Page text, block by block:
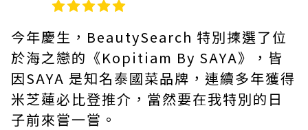
今年慶生，BeautySearch 特別揀選了位
於海之戀的《Kopitiam By SAYA》，皆
因SAYA 是知名泰國菜品牌，連續多年獲得
米芝蓮必比登推介，當然要在我特別的日
子前來嘗一嘗。